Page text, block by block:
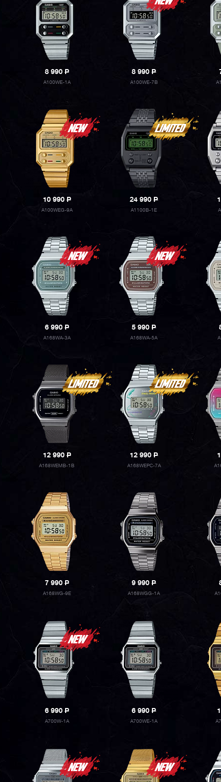
8 990P
A100WE-1A
8 990P
A100WE-7B
10 990P
A100WEG-9A
24 990P
A1100B-1E
6 990P
A168WA-3A
5 990P
A168WA-5A
12 990P
A168WEMB-1B
12 990P
A168WEPC-7A
7 990P
A168WG-9E
9 990P
A168WGG-1A
6 990P
A700W-1A
6 990P
A700WE-1A